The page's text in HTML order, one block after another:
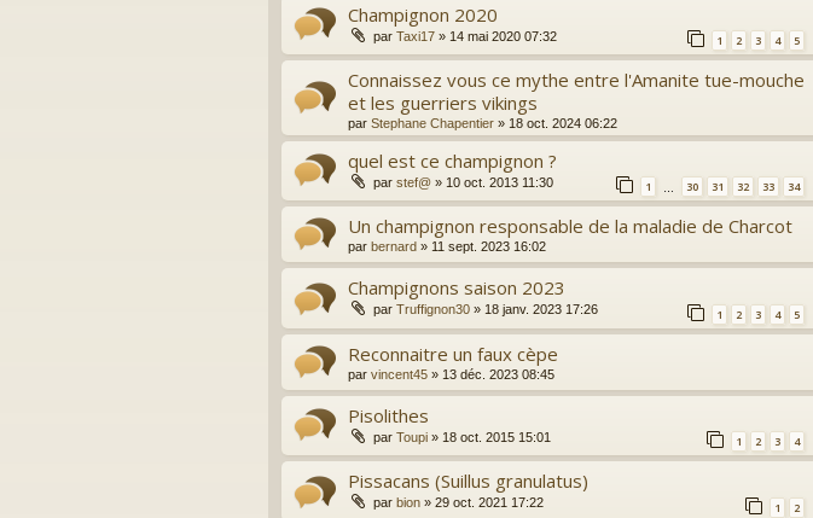
Champignon 2020
par Taxi17 » 14 mai 2020 07:32 1 2 3 4 5
Connaissez vous ce mythe entre l'Amanite tue-mouche
et les guerriers vikings
par Stephane Chapentier » 18 oct. 2024 06:22
quel est ce champignon ?
par stef@ » 10 oct. 2013 11:30 1 … 30 31 32 33 34
Un champignon responsable de la maladie de Charcot
par bernard » 11 sept. 2023 16:02
Champignons saison 2023
par Truffignon30 » 18 janv. 2023 17:26 1 2 3 4 5
Reconnaitre un faux cèpe
par vincent45 » 13 déc. 2023 08:45
Pisolithes
par Toupi » 18 oct. 2015 15:01 1 2 3 4
Pissacans (Suillus granulatus)
par bion » 29 oct. 2021 17:22 1 2